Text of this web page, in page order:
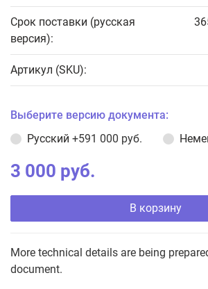
Срок поставки (русская
версия):
Артикул (SKU):
Выберите версию документа:
Русский +591 000 руб.
3 000 руб.
В корзину
More technical details are being
document.